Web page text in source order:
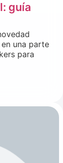
guía
una parte
para